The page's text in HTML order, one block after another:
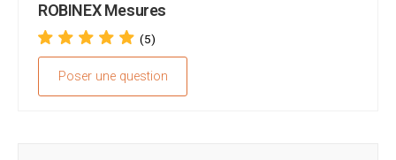
ROBINEX Mesures
(5)
Poser une question